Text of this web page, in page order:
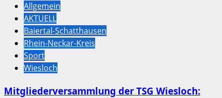
Allgemein
AKTUELL
Baiertal-Schatthausen
Rhein-Neckar-Kreis
Sport
Wiesloch
Mitgliederversammlung der TSG Wiesloch: